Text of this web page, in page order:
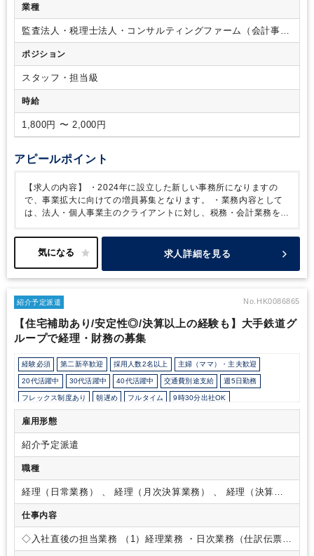
業種
監査法人・税理士法人・コンサルティングファーム（会計事務
所）
ポジション
スタッフ・担当級
時給
1,800円 〜 2,000円
アピールポイント
【求人の内容】
・2024年に設立した新しい事務所になりますの
で、事業拡大に向けての増員募集となります。
・業務内容として
は、法人・個人事業主のクライアントに対し、税務・会計業務を幅
事務所です。 【働き方について】・10:00～17:00が定時となりま
すが、時短勤務もご相談可能ですので、まずは働き方からご相談く
きます。・仕事になれてきたら、在宅勤務も可能。在宅勤務開始
ですので、ご家庭や税理士の資格勉強との両立も可能です。 【ア
勤可能です。また新宿駅から徒歩での通勤も可能なため、通勤し
やすい環境になります。
求人詳細を見る
紹介予定派遣 No.HK0086865
【住宅補助あり/安定性◎/決算以上の経験も】大手鉄道グ
ループで経理・財務の募集
経験必須 第二新卒歓迎 採用人数2名以上 主婦（ママ）・主夫歓迎
20代活躍中 30代活躍中 40代活躍中 交通費別途支給 週5日勤務
フレックス制度あり 朝遅め フルタイム 9時30分出社OK
産休育休取得事例あり 社会保険制度あり 経理主担当
ルーティンワークがメイン
業務手順等のOJT
土日祝休み 年間休日120日以上 EXCELのスキルが活かせる 英語力不要
雇用形態
紹介予定派遣
職種
経理（日常業務） 、 経理（月次決算業務） 、 経理（決算業
務）
仕事内容
◇入社直後の担当業務 （1）経理業務 ・日次業務（仕訳伝票作
成、経費精算）・月次業務（請求書発行、月次決算、助成金